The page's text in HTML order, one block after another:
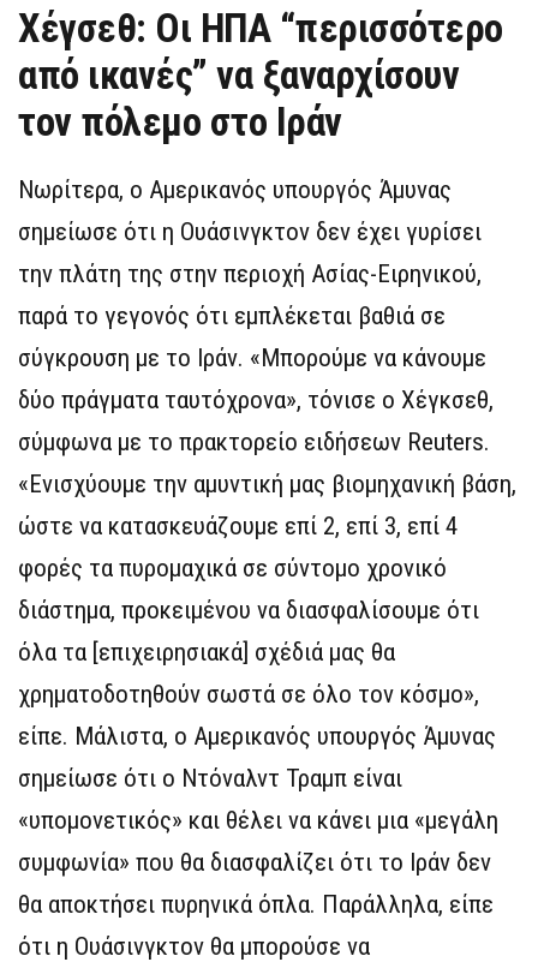
Χέγσεθ: Οι ΗΠΑ “περισσότερο
από ικανές” να ξαναρχίσουν
τον πόλεμο στο Ιράν
Νωρίτερα, ο Αμερικανός υπουργός Άμυνας
σημείωσε ότι η Ουάσινγκτον δεν έχει γυρίσει
την πλάτη της στην περιοχή Ασίας-Ειρηνικού,
παρά το γεγονός ότι εμπλέκεται βαθιά σε
σύγκρουση με το Ιράν. «Μπορούμε να κάνουμε
δύο πράγματα ταυτόχρονα», τόνισε ο Χέγκσεθ,
σύμφωνα με το πρακτορείο ειδήσεων Reuters.
«Ενισχύουμε την αμυντική μας βιομηχανική βάση,
ώστε να κατασκευάζουμε επί 2, επί 3, επί 4
φορές τα πυρομαχικά σε σύντομο χρονικό
διάστημα, προκειμένου να διασφαλίσουμε ότι
όλα τα [επιχειρησιακά] σχέδιά μας θα
χρηματοδοτηθούν σωστά σε όλο τον κόσμο»,
είπε. Μάλιστα, ο Αμερικανός υπουργός Άμυνας
σημείωσε ότι ο Ντόναλντ Τραμπ είναι
«υπομονετικός» και θέλει να κάνει μια «μεγάλη
συμφωνία» που θα διασφαλίζει ότι το Ιράν δεν
θα αποκτήσει πυρηνικά όπλα. Παράλληλα, είπε
ότι η Ουάσινγκτον θα μπορούσε να